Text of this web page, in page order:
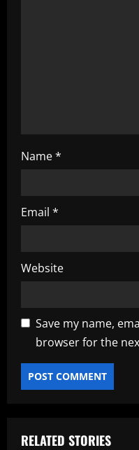
Name*
Email *
Website
Save my name,
browser for the
RELATED STORIES